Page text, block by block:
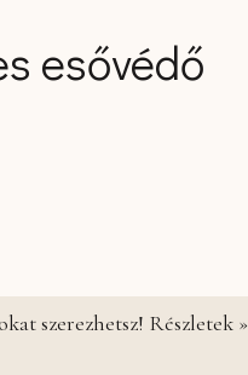
esővédő
szerezhetsz! Részletek »